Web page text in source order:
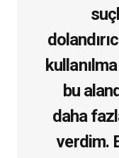
bu
daha
verdim.